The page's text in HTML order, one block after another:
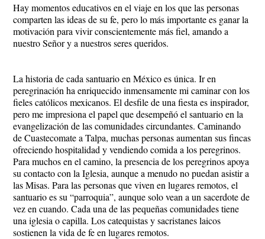
Hay momentos educativos en el viaje en los que las personas
comparten las ideas de su fe, pero lo más importante es ganar la
motivación para vivir conscientemente más fiel, amando a
nuestro Señor y a nuestros seres queridos.
La historia de cada santuario en México es única. Ir en
peregrinación ha enriquecido inmensamente mi caminar con los
fieles católicos mexicanos. El desfile de una fiesta es inspirador,
pero me impresiona el papel que desempeñó el santuario en la
evangelización de las comunidades circundantes. Caminando
de Cuastecomate a Talpa, muchas personas aumentan sus fincas
ofreciendo hospitalidad y vendiendo comida a los peregrinos.
Para muchos en el camino, la presencia de los peregrinos apoya
su contacto con la Iglesia, aunque a menudo no puedan asistir a
las Misas. Para las personas que viven en lugares remotos, el
santuario es su “parroquia”, aunque solo vean a un sacerdote de
vez en cuando. Cada una de las pequeñas comunidades tiene
una iglesia o capilla. Los catequistas y sacristanes laicos
sostienen la vida de fe en lugares remotos.